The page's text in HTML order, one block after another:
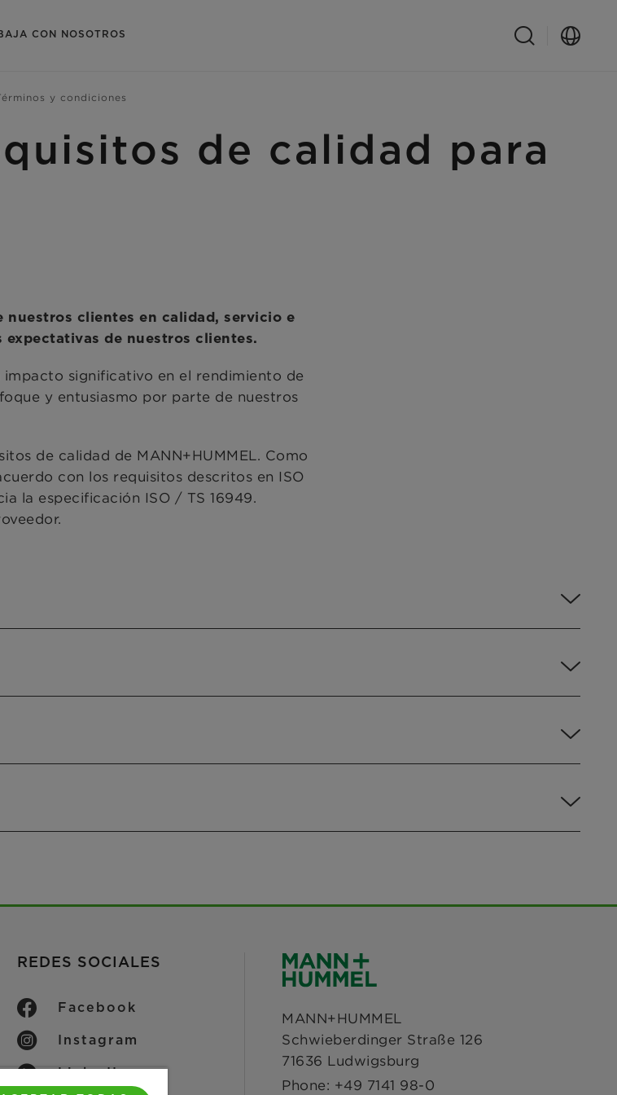
CON NOSOTROS
y condiciones
de calidad para
nuestros clientes en calidad, servicio e
expectativas de nuestros clientes.
significativo en el rendimiento de
y entusiasmo por parte de nuestros
de calidad de MANN+HUMMEL. Como
con los requisitos descritos en ISO
la especificación ISO / TS 16949.
REDES SOCIALES
Facebook
Instagram
LinkedIn
MANN+HUMMEL
Schwieberdinger Straße 126
71636 Ludwigsburg
Phone: +49 7141 98-0